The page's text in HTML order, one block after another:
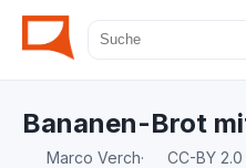
Bananen-Brot
Marco Verch· CC-BY 2.0